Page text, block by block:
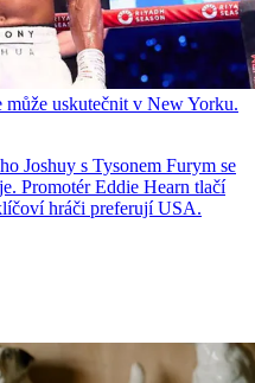
může uskutečnit v New Yorku.
Joshuy s Tysonem Furym se
Promotér Eddie Hearn tlačí
hráči preferují USA.